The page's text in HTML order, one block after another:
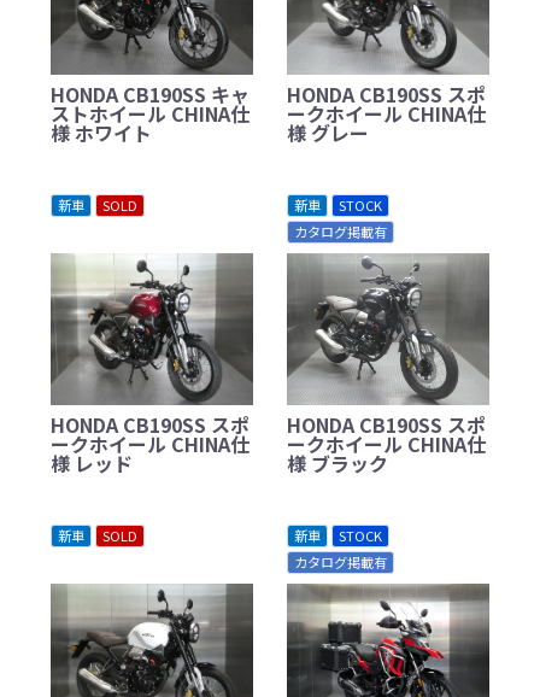
HONDA CB190SS キャ
ストホイール CHINA仕
様 ホワイト
HONDA CB190SS スポ
ークホイール CHINA仕
様 グレー
新車 SOLD
HONDA CB190SS スポ
ークホイール CHINA仕
様 レッド
新車
STOCK
カタログ掲載有
HONDA CB190SS スポ
ークホイール CHINA仕
様 ブラック
新車 SOLD 新車
STOCK
カタログ掲載有